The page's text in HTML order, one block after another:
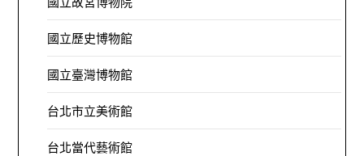
國立歷史博物館
國立臺灣博物館
台北市立美術館
台北當代藝術館